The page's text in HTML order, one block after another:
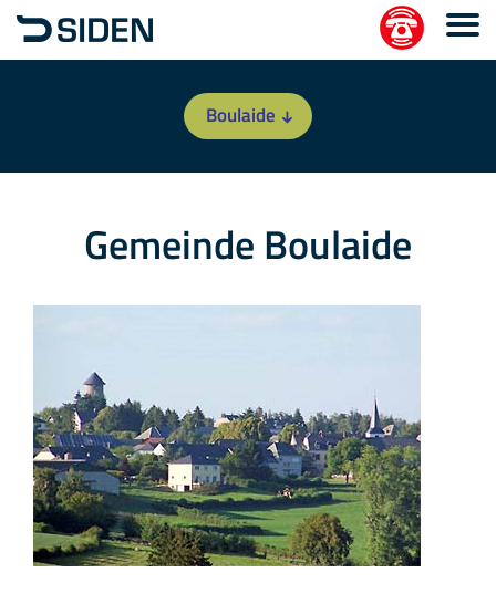
Boulaide
Gemeinde Boulaide